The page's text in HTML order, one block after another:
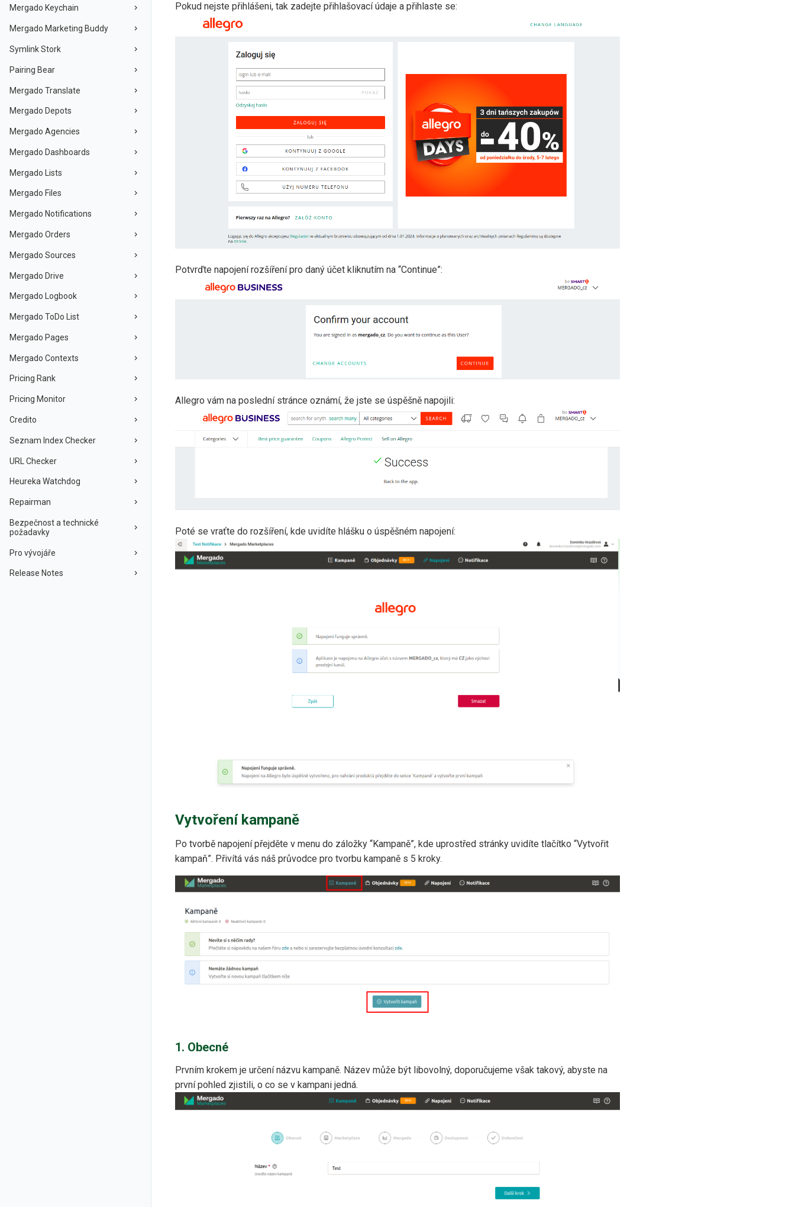
Mergado Keychain
Mergado Marketing Buddy
Symlink Stork
Pairing Bear
Mergado Translate
Mergado Depots
Mergado Agencies
Mergado Dashboards
Mergado Lists
Mergado Files
Mergado Notifications
Mergado Orders
Mergado Sources
Mergado Drive
Mergado Logbook
Mergado ToDo List
Mergado Pages
Mergado Contexts
Pricing Rank
Pricing Monitor
Credito
Seznam Index Checker
URL Checker
Heureka Watchdog
Repairman
Bezpečnost a technické
požadavky
Pro vývojáře
Release Notes
Pokud nejste přihlášeni, tak zadejte přihlašovací údaje a přihlaste se:
Potvrďte napojení rozšíření pro daný účet kliknutím na “Continue”:
Allegro vám na poslední stránce oznámí, že jste se úspěšně napojili:
Poté se vraťte do rozšíření, kde uvidíte hlášku o úspěšném napojení:
Vytvoření kampaně
Po tvorbě napojení přejděte v menu do záložky “Kampaně”, kde uprostřed stránky uvidíte tlačítko “Vytvořit
kampaň”. Přivítá vás náš průvodce pro tvorbu kampaně s 5 kroky.
1. Obecné
Prvním krokem je určení názvu kampaně. Název může být libovolný, doporučujeme však takový, abyste na
první pohled zjistili, o co se v kampani jedná.